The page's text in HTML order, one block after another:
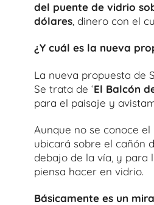
del puente de vidrio
dólares , dinero con el
¿Y cuál es la nueva
La nueva propuesta de
Se trata de ‘El Balcón
para el paisaje y
Aunque no se conoce
ubicará sobre el cañón
debajo de la vía, y para
piensa hacer en vidrio.
Básicamente es un